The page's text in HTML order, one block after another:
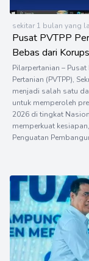
sekitar 1 bulan yang
Pusat PVTPP
Bebas dari
Pilarpertanian –
Pertanian (PVTPP),
menjadi salah satu
untuk memperoleh
2026 di tingkat
memperkuat
Penguatan